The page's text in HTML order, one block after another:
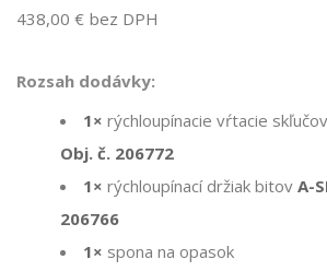
438,00 € bez DPH
Rozsah dodávky:
1× rýchloupínacie vŕtacie
Obj. č. 206772
1× rýchloupínací držiak bitov A-
206766
1× spona na opasok